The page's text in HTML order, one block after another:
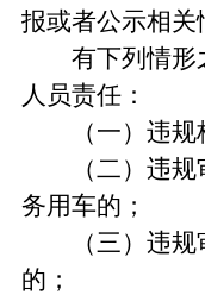
报或者公示相关
有下列情形
人员责任：
（一）违规核
（二）违规
务用车的；
（三）违规
的；